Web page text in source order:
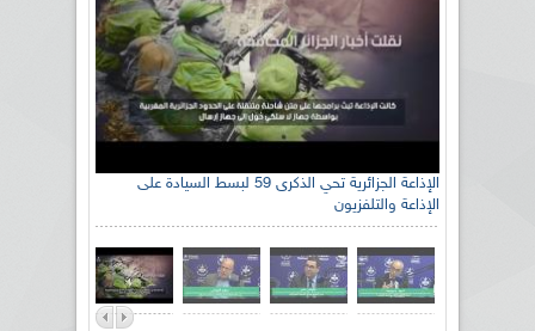
الإذاعة الجزائرية تحي الذكرى 59 لبسط السيادة على
الإذاعة والتلفزيون